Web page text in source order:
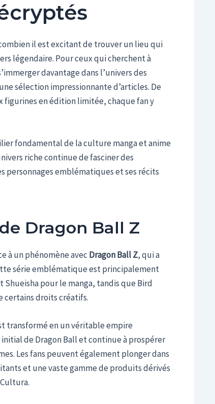
il est excitant de trouver un lieu qui
légendaire. Pour ceux qui cherchent à
davantage dans l’univers des
sélection impressionnante d’articles. De
figurines en édition limitée, chaque fan y
fondamental de la culture manga et anime
riche continue de fasciner des
personnages emblématiques et ses récits
Dragon Ball Z
à un phénomène avec Dragon Ball Z, qui a
série emblématique est principalement
Shueisha pour le manga, tandis que Bird
certains droits créatifs.
transformé en un véritable empire
de Dragon Ball et continue à prospérer
Les fans peuvent également plonger dans
et une vaste gamme de produits dérivés